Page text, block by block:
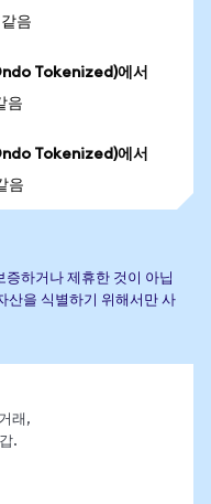
음
Tokenized)에서
음
Tokenized)에서
음
하거나 제휴한 것이 아닙
산을 식별하기 위해서만 사
래,
.